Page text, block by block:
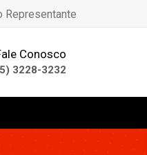
Representante
Conosco
3228-3232